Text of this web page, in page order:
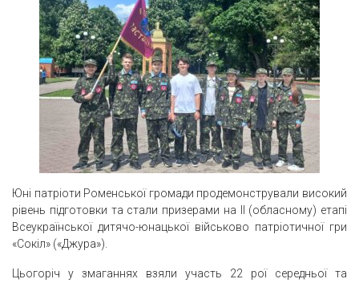
Юні патріоти Роменської громади продемонстрували високий
рівень підготовки та стали призерами на ІІ (обласному) етапі
Всеукраїнської дитячо-юнацької військово патріотичної гри
«Сокіл» («Джура»).
Цьогоріч у змаганнях взяли участь 22 рої середньої та